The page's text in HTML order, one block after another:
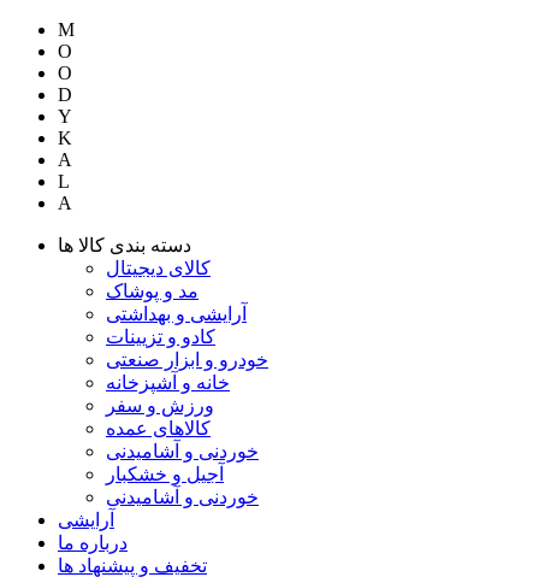
M
O
O
D
Y
K
A
L
A
دسته بندی کالا ها
کالای دیجیتال
مد و پوشاک
آرایشی و بهداشتی
کادو و تزیینات
خودرو و ابزار صنعتی
خانه و آشپزخانه
ورزش و سفر
کالاهای عمده
خوردنی و آشامیدنی
آجیل و خشکبار
خوردنی و آشامیدنی
آرایشی
درباره ما
تخفیف و پیشنهاد ها